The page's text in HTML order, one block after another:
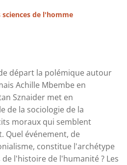
de l'homme
départ la polémique autour
Achille Mbembe en
Sznaider met en
de la sociologie de la
moraux qui semblent
Quel événement, de
constitue l'archétype
l'histoire de l'humanité ? Les